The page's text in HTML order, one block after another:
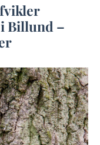
Billund –